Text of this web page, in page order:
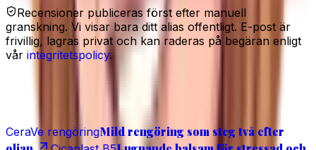
Recensioner publiceras först efter manuell
granskning. Vi visar bara ditt alias offentligt. E-post är
frivillig, lagras privat och kan raderas på begäran enligt
vår integritetspolicy.
CeraVe rengöringMild rengöring som steg två efter